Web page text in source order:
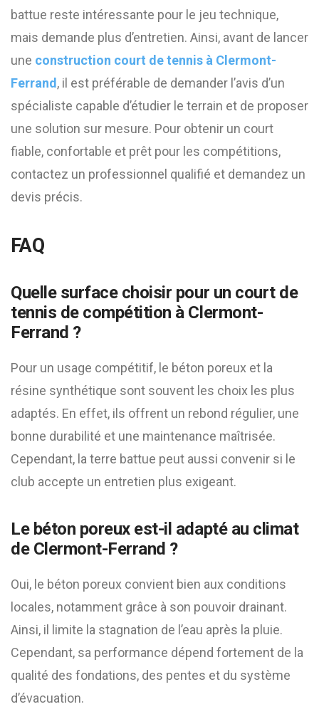
battue reste intéressante pour le jeu technique,
mais demande plus d’entretien. Ainsi, avant de lancer
une construction court de tennis à Clermont-
Ferrand , il est préférable de demander l’avis d’un
spécialiste capable d’étudier le terrain et de proposer
une solution sur mesure. Pour obtenir un court
fiable, confortable et prêt pour les compétitions,
contactez un professionnel qualifié et demandez un
devis précis.
FAQ
Quelle surface choisir pour un court de
tennis de compétition à Clermont-
Ferrand ?
Pour un usage compétitif, le béton poreux et la
résine synthétique sont souvent les choix les plus
adaptés. En effet, ils offrent un rebond régulier, une
bonne durabilité et une maintenance maîtrisée.
Cependant, la terre battue peut aussi convenir si le
club accepte un entretien plus exigeant.
Le béton poreux est-il adapté au climat
de Clermont-Ferrand ?
Oui, le béton poreux convient bien aux conditions
locales, notamment grâce à son pouvoir drainant.
Ainsi, il limite la stagnation de l’eau après la pluie.
Cependant, sa performance dépend fortement de la
qualité des fondations, des pentes et du système
d’évacuation.